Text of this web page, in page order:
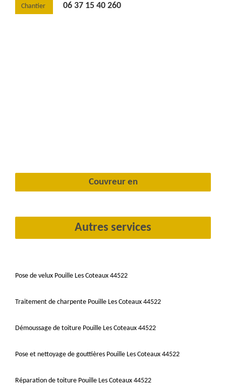
Chantier 06 37 15 40 260
Couvreur en
Autres services
Pose de velux Pouille Les Coteaux 44522
Traitement de charpente Pouille Les Coteaux 44522
Démoussage de toiture Pouille Les Coteaux 44522
Pose et nettoyage de gouttières Pouille Les Coteaux 44522
Réparation de toiture Pouille Les Coteaux 44522